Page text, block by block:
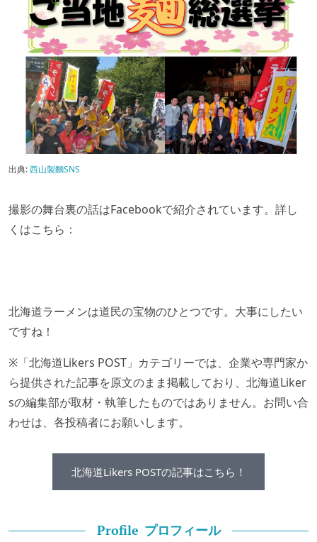
出典:西山製麵SNS
撮影の舞台裏の話はFacebookで紹介されています。詳し
くはこちら：
北海道ラーメンは道民の宝物のひとつです。大事にしたい
ですね！
※「北海道Likers POST」カテゴリーでは、企業や専門家か
ら提供された記事を原文のまま掲載しており、北海道Liker
sの編集部が取材・執筆したものではありません。お問い合
わせは、各投稿者にお願いします。
北海道Likers POSTの記事はこちら！
Profile プロフィール